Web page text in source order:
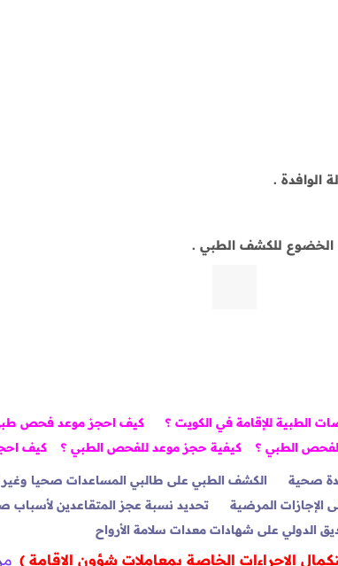
الوافدة .
الطبية للإقامة في الكويت ؟ كيف احجز موعد فحص طبي
الطبي ؟ كيفية حجز موعد للفحص الطبي ؟ كيف
صحية الكشف الطبي على طالبي المساعدات صحيا وغير
الإجازات المرضية تحديد نسبة عجز المتقاعدين لأسباب
الدولي على شهادات معدات سلامة الأرواح
الإجراءات الخاصة بمعاملات شؤون الإقامة )